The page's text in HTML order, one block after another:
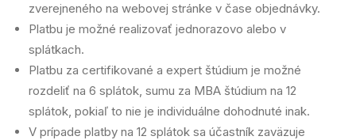
zverejneného na webovej stránke v čase objednávky.
Platbu je možné realizovať jednorazovo alebo v
splátkach.
Platbu za certifikované a expert štúdium je možné
rozdeliť na 6 splátok, sumu za MBA štúdium na 12
splátok, pokiaľ to nie je individuálne dohodnuté inak.
V prípade platby na 12 splátok sa účastník zaväzuje